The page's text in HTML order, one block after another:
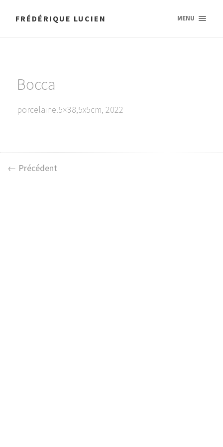
FRÉDÉRIQUE LUCIEN MENU
Bocca
porcelaine.5×38,5x5cm, 2022
← Précédent